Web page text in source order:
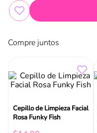
Compre juntos
Rosa Funky Fish